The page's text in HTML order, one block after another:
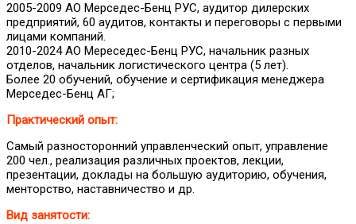
2005-2009 АО Мерседес-Бенц РУС, аудитор дилерских
предприятий, 60 аудитов, контакты и переговоры с первыми
лицами компаний.
2010-2024 АО Мереседес-Бенц РУС, начальник разных
отделов, начальник логистического центра (5 лет).
Более 20 обучений, обучение и сертификация менеджера
Мерседес-Бенц АГ;
Практический опыт:
Самый разносторонний управленческий опыт, управление
200 чел., реализация различных проектов, лекции,
презентации, доклады на большую аудиторию, обучения,
менторство, наставничество и др.
Вид занятости: